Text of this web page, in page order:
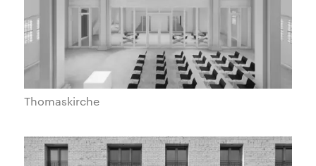
Thomaskirche